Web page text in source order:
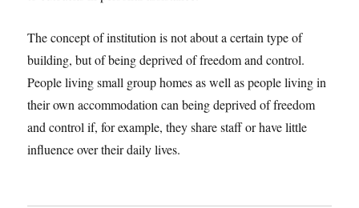
The concept of institution is not about a certain type of
building, but of being deprived of freedom and control.
People living small group homes as well as people living in
their own accommodation can being deprived of freedom
and control if, for example, they share staff or have little
influence over their daily lives.